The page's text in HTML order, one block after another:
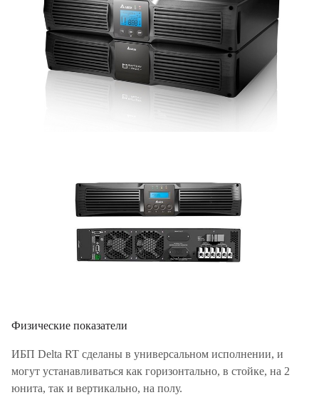
Физические показатели
ИБП Delta RT сделаны в универсальном исполнении, и
могут устанавливаться как горизонтально, в стойке, на 2
юнита, так и вертикально, на полу.